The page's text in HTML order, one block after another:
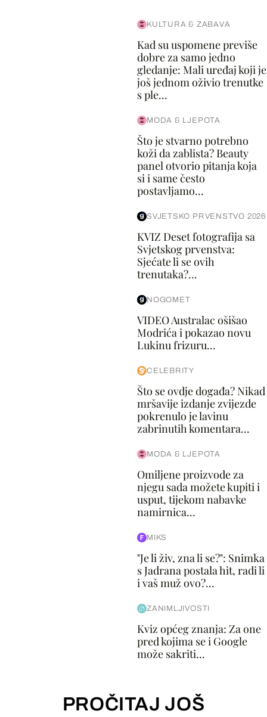
KULTURA & ZABAVA
Kad su uspomene previše
dobre za samo jedno
gledanje: Mali uređaj koji je
još jednom oživio trenutke
s ple...
MODA & LJEPOTA
Što je stvarno potrebno
koži da zablista? Beauty
panel otvorio pitanja koja
si i same često
postavljamo...
SVJETSKO PRVENSTVO 2026
KVIZ Deset fotografija sa
Svjetskog prvenstva:
Sjećate li se ovih
trenutaka?...
NOGOMET
VIDEO Australac ošišao
Modrića i pokazao novu
Lukinu frizuru...
CELEBRITY
Što se ovdje događa? Nikad
mršavije izdanje zvijezde
pokrenulo je lavinu
zabrinutih komentara...
MODA & LJEPOTA
Omiljene proizvode za
njegu sada možete kupiti i
usput, tijekom nabavke
namirnica...
MIKS
"Je li živ, zna li se?": Snimka
s Jadrana postala hit, radi li
i vaš muž ovo?...
ZANIMLJIVOSTI
Kviz općeg znanja: Za one
pred kojima se i Google
može sakriti...
PROČITAJ JOŠ